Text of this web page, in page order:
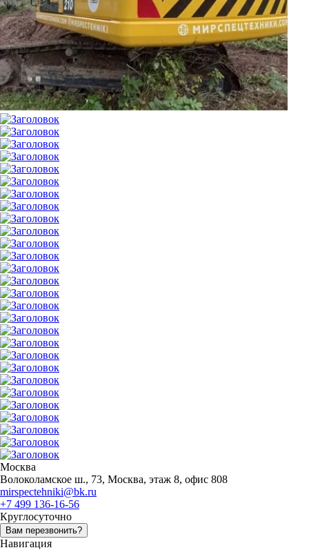
Москва
Волоколамское ш., 73, Москва, этаж 8, офис 808
mirspectehniki@bk.ru
+7 499 136-16-56
Круглосуточно
Вам перезвонить?
Навигация